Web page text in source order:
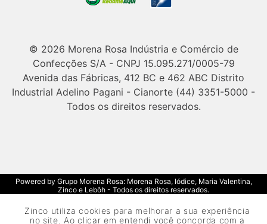
Zinco utiliza cookies para melhorar a sua experiência
no site. Ao clicar em entendi você concorda com a
© 2026 Morena Rosa Indústria e Comércio de
Confecções S/A - CNPJ 15.095.271/0005-79
Avenida das Fábricas, 412 BC e 462 ABC Distrito
Industrial Adelino Pagani - Cianorte (44) 3351-5000 -
Todos os direitos reservados.
Powered by Grupo Morena Rosa: Morena Rosa, Iódice, Maria Valentina,
Zinco e Lebôh - Todos os direitos reservados.